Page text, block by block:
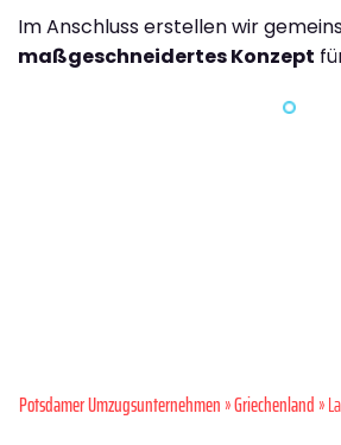
Im Anschluss erstellen wir
maßgeschneidertes Konzept
Potsdamer Umzugsunternehmen»Griechenland»